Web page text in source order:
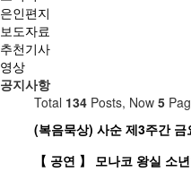
은인편지
보도자료
추천기사
영상
공지사항
Total 134 Posts, Now 5
(복음묵상) 사순 제3주간
【 공연 】 모나코 왕실 소